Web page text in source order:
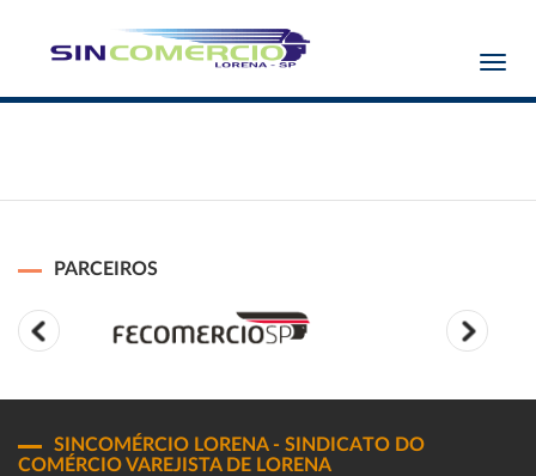
PARCEIROS
SINCOMÉRCIO LORENA - SINDICATO DO
COMÉRCIO VAREJISTA DE LORENA